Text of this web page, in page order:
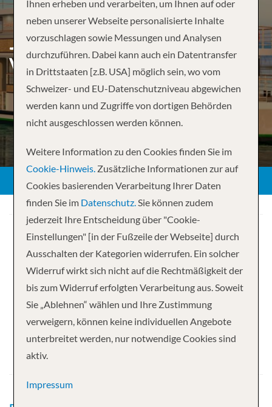
JOHANNESBURG TO
VICTORIA FALLS –
Ihre Kreuzfahrt
8 NächteZimbabwean Dream
Abfahrt
Ihnen erheben und verarbeiten, um Ihnen auf oder
neben unserer Webseite personalisierte Inhalte
vorzuschlagen sowie Messungen und Analysen
durchzuführen. Dabei kann auch ein Datentransfer
in Drittstaaten [z.B. USA] möglich sein, wo vom
Schweizer- und EU-Datenschutzniveau abgewichen
werden kann und Zugriffe von dortigen Behörden
nicht ausgeschlossen werden können.
Weitere Information zu den Cookies finden Sie im
Cookie-Hinweis. Zusätzliche Informationen zur auf
Cookies basierenden Verarbeitung Ihrer Daten
finden Sie im Datenschutz.Sie können zudem
jederzeit Ihre Entscheidung über "Cookie-
Einstellungen" [in der Fußzeile der Webseite] durch
Ausschalten der Kategorien widerrufen. Ein solcher
Widerruf wirkt sich nicht auf die Rechtmäßigkeit der
bis zum Widerruf erfolgten Verarbeitung aus. Soweit
Sie „Ablehnen“ wählen und Ihre Zustimmung
verweigern, können keine individuellen Angebote
unterbreitet werden, nur notwendige Cookies sind
aktiv.
Impressum